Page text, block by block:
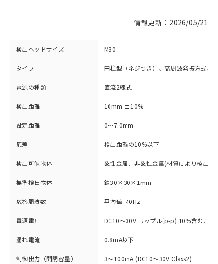
情報更新：2026/05/21
検出ヘッドサイズ M30
タイプ 円柱型（ネジつき）、高周波発振方式、
電源の種類 直流2線式
検出距離 10mm ±10%
設定距離 0～7.0mm
応差 検出距離の10%以下
検出可能物体 磁性金属、非磁性金属(材質により検出距
標準検出物体 鉄30×30×1mm
応答周波数 平均値: 40Hz
電源電圧 DC10～30V リップル(p-p) 10%含む、
漏れ電流 0.8mA以下
制御出力（開閉容量） 3～100mA (DC10～30V Class2)